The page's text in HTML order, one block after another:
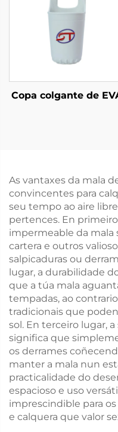
Copa colgante de
As vantaxes da mala
convincentes para
seu tempo ao aire
pertences. En
impermeable da mala
cartera e outros
salpicaduras ou
lugar, a durabilidade
que a túa mala
tempadas, ao
tradicionais que
sol. En terceiro lugar,
significa que
os derrames
manter a mala nun
practicalidade do
espacioso e uso
imprescindible para
e calquera que valor